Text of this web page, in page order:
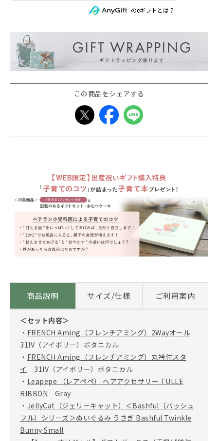
のeギフトとは？
この商品をシェアする
商品説明 サイズ/仕様 ご利用案内
＜セット内容＞
・ FRENCH Aming（フレンチアミング）2Wayオール
31IV（アイボリー）ボタニカル
・ FRENCH Aming（フレンチアミング）丸衿付スタ
イ
31IV（アイボリー）ボタニカル
・ Leapepe （レアペペ） ヘアアクセサリー TULLE
RIBBON Gray
・ JellyCat（ジェリーキャット）＜Bashful（バッシュ
フル）シリーズ＞ぬいぐるみ うさぎ Bashful Twinkle
Bunny Small